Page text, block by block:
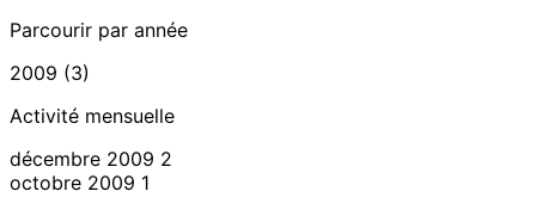
Parcourir par année
2009 (3)
Activité mensuelle
décembre 2009 2
octobre 2009 1